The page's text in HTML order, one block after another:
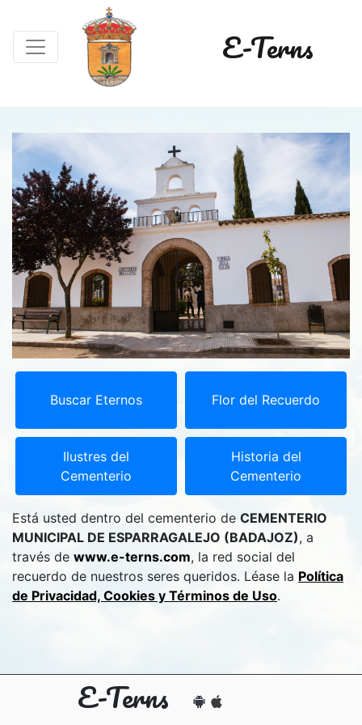
E-Terns
Buscar Eternos Flor del Recuerdo
Ilustres del
Cementerio
Historia del
Cementerio
Está usted dentro del cementerio de CEMENTERIO
MUNICIPAL DE ESPARRAGALEJO (BADAJOZ), a
través de www.e-terns.com, la red social del
recuerdo de nuestros seres queridos. Léase la Política
de Privacidad, Cookies y Términos de Uso.
E-Terns